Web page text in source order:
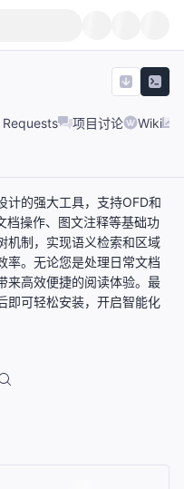
Requests 项目讨论 Wiki
计的强大工具，支持OFD和
档操作、图文注释等基础功
机制，实现语义检索和区域
率。无论您是处理日常文档
来高效便捷的阅读体验。最
即可轻松安装，开启智能化